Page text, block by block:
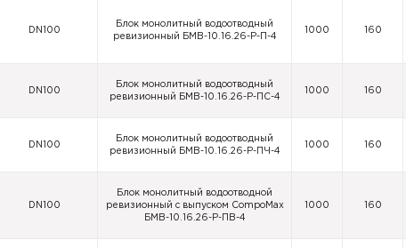
DN100
Блок монолитный водоотводный
ревизионный БМВ-10.16.26-Р-П-4
1000 160
DN100
Блок монолитный водоотводный
ревизионный БМВ-10.16.26-Р-ПС-4
1000 160
DN100
Блок монолитный водоотводный
ревизионный БМВ-10.16.26-Р-ПЧ-4
1000 160
DN100
Блок монолитный водоотводной
ревизионный с выпуском CompoMax
БМВ-10.16.26-Р-ПВ-4
1000 160